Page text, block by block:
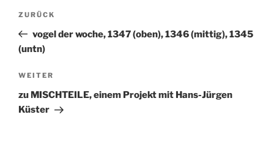
Beitragsnavigation
Vorheriger
Beitrag
ZURÜCK
vogel der woche, 1347 (oben), 1346 (mittig), 1345
(untn)
Nächster
Beitrag
WEITER
zu MISCHTEILE, einem Projekt mit Hans-Jürgen
Küster